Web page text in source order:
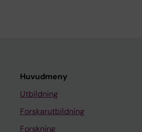
Huvudmeny
Utbildning
Forskarutbildning
Forskning